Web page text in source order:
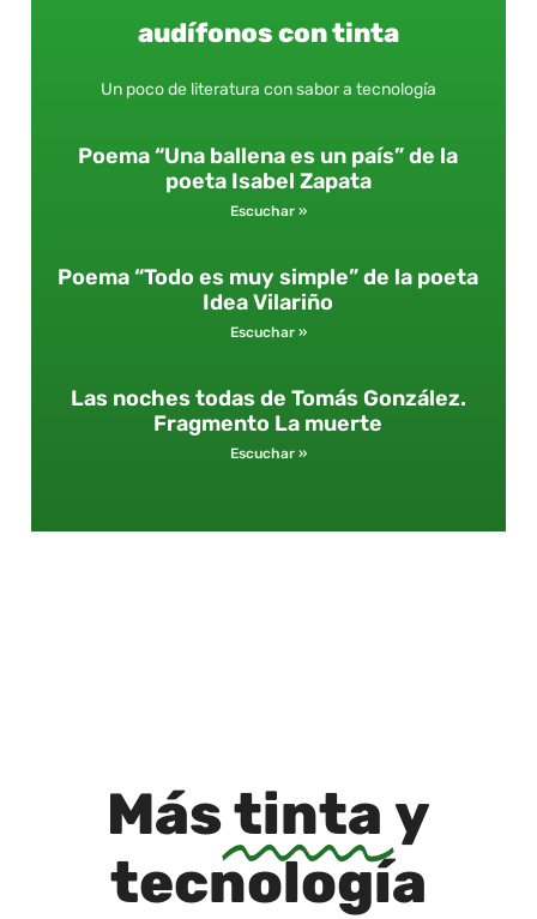
audífonos con tinta
Un poco de literatura con sabor a tecnología
Poema “Una ballena es un país” de la
poeta Isabel Zapata
Escuchar »
Poema “Todo es muy simple” de la poeta
Idea Vilariño
Escuchar »
Las noches todas de Tomás González.
Fragmento La muerte
Escuchar »
Mástinta y
tecnología